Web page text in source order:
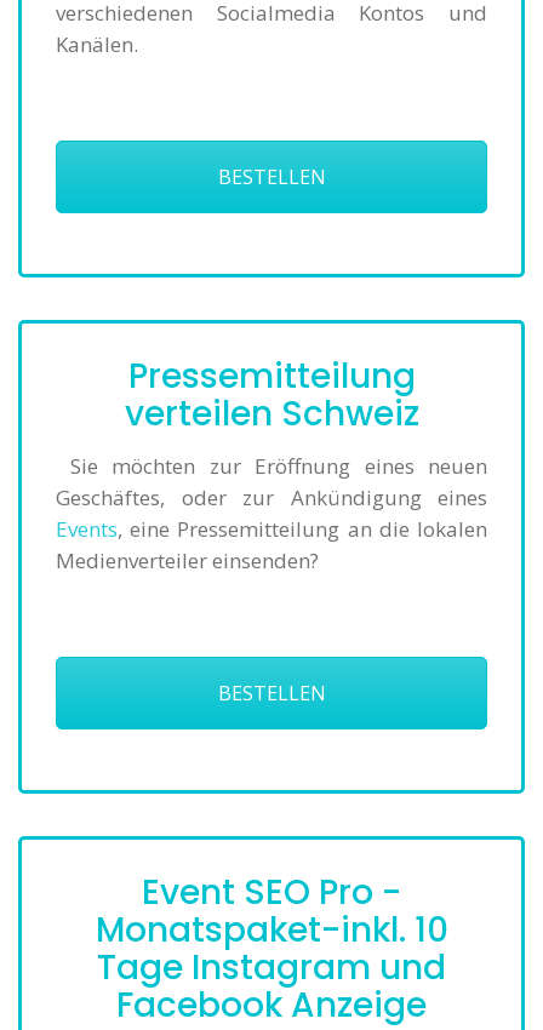
verschiedenen Socialmedia Kontos und
Kanälen.
BESTELLEN
Pressemitteilung
verteilen Schweiz
Sie möchten zur Eröffnung eines neuen
Geschäftes, oder zur Ankündigung eines
Events, eine Pressemitteilung an die lokalen
Medienverteiler einsenden?
BESTELLEN
Event SEO Pro -
Monatspaket-inkl. 10
Tage Instagram und
Facebook Anzeige